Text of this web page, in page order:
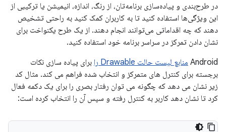
در طرح‌بندی و پیاده‌سازی برنامه‌تان، از رنگ، اندازه، انیمیشن یا ترکیبی از
این ویژگی‌ها استفاده کنید تا به کاربران کمک کنید به راحتی تشخیص
دهند که چه اقداماتی می‌توانند انجام دهند. از یک طرح یکنواخت برای
نشان دادن تمرکز در سراسر برنامه خود استفاده کنید.
Android منابع لیست حالت Drawable را
برای پیاده سازی نکات
برجسته برای کنترل های متمرکز و انتخاب شده فراهم می کند. مثال کد
زیر نشان می دهد که چگونه می توان رفتار بصری را برای یک دکمه فعال
کرد تا نشان دهد کاربر به کنترل رفته و سپس آن را انتخاب کرده است: